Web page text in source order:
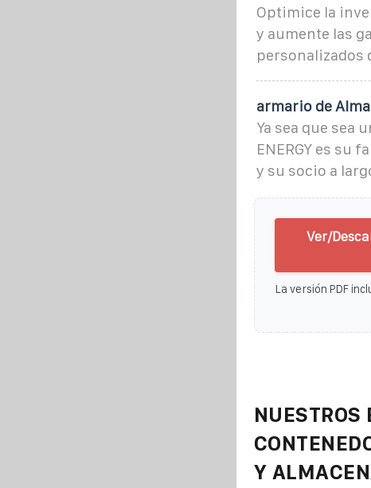
Optimice la
y aumente las
personalizados
armario de
Ya sea que sea
ENERGY es su
y su socio a
Ver/
La versión PDF
NUESTROS
Y